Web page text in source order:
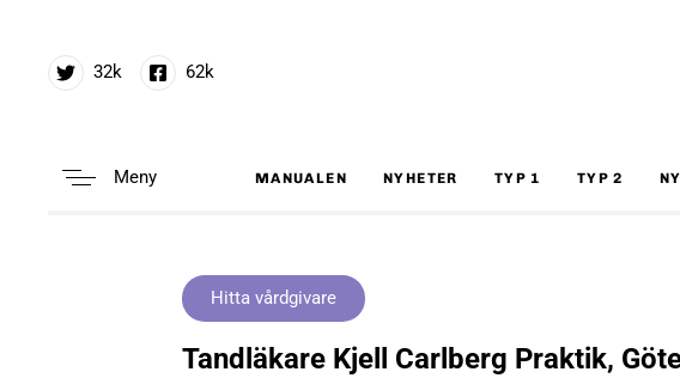
32k 62k
Meny MANUALEN NYHETER TYP 1 TYP 2
Hitta vårdgivare
Tandläkare Kjell Carlberg Praktik,